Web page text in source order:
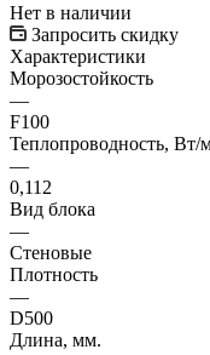
Нет в наличии
Запросить скидку
Характеристики
Морозостойкость
—
F100
Теплопроводность, Вт/
—
0,112
Вид блока
—
Стеновые
Плотность
—
D500
Длина, мм.